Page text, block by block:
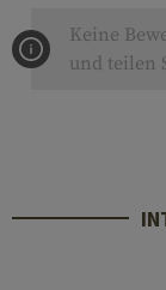
Keine
und teilen